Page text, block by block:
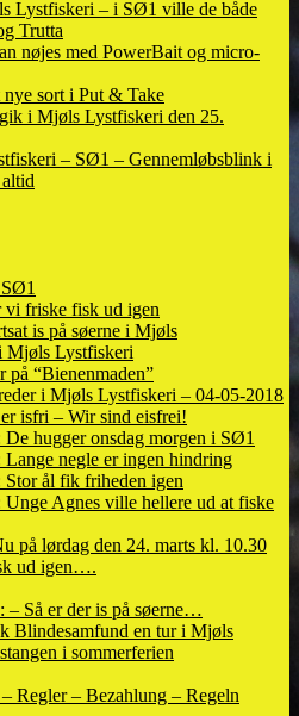
Lystfiskeri – i SØ1 ville de både
Trutta
nøjes med PowerBait og micro-
sort i Put & Take
i Mjøls Lystfiskeri den 25.
– SØ1 – Gennemløbsblink i
vi friske fisk ud igen
is på søerne i Mjøls
Mjøls Lystfiskeri
på “Bienenmaden”
i Mjøls Lystfiskeri – 04-05-2018
isfri – Wir sind eisfrei!
hugger onsdag morgen i SØ1
negle er ingen hindring
ål fik friheden igen
Agnes ville hellere ud at fiske
på lørdag den 24. marts kl. 10.30
ud igen….
Så er der is på søerne…
Blindesamfund en tur i Mjøls
i sommerferien
Regler – Bezahlung – Regeln